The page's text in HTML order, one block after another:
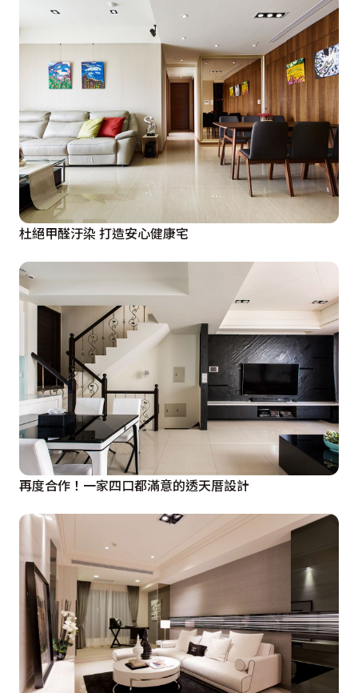
杜絕甲醛汙染 打造安心健康宅
再度合作！一家四口都滿意的透天厝設計